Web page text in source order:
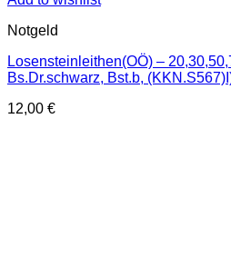
Notgeld
Losensteinleithen(OÖ) –
Bs.Dr.schwarz, Bst.b,
12,00 €